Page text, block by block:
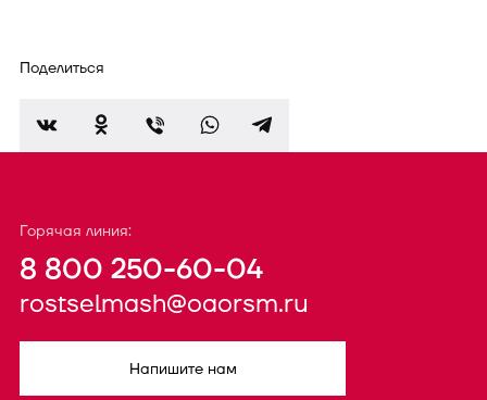
Поделиться
Горячая линия:
8 800 250-60-04
rostselmash@oaorsm.ru
Напишите нам